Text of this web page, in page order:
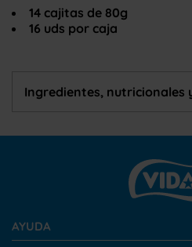
14 cajitas de 80g
16 uds por caja
Ingredientes, nutricionales
AYUDA